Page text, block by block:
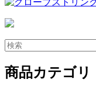
商品カテゴリ